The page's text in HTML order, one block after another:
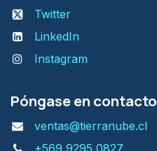
Twitter
LinkedIn
Instagram
Póngase en contacto
ventas@tierranube.cl